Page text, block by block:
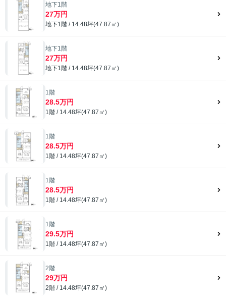
地下1階
27万円
地下1階 / 14.48坪(47.87㎡)
地下1階
27万円
地下1階 / 14.48坪(47.87㎡)
1階
28.5万円
1階 / 14.48坪(47.87㎡)
1階
28.5万円
1階 / 14.48坪(47.87㎡)
1階
28.5万円
1階 / 14.48坪(47.87㎡)
1階
29.5万円
1階 / 14.48坪(47.87㎡)
2階
29万円
2階 / 14.48坪(47.87㎡)